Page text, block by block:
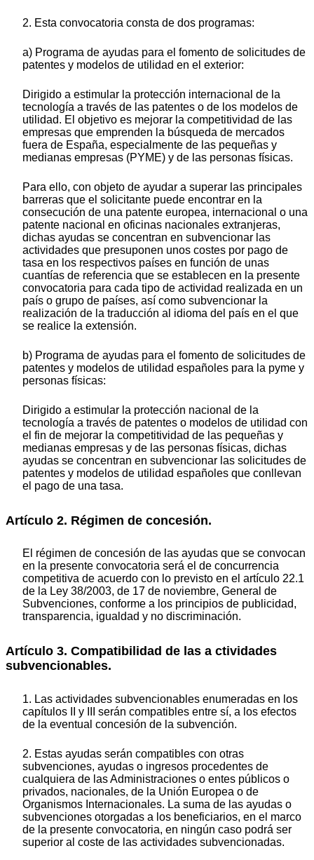
2. Esta convocatoria consta de dos programas:
a) Programa de ayudas para el fomento de solicitudes de
patentes y modelos de utilidad en el exterior:
Dirigido a estimular la protección internacional de la
tecnología a través de las patentes o de los modelos de
utilidad. El objetivo es mejorar la competitividad de las
empresas que emprenden la búsqueda de mercados
fuera de España, especialmente de las pequeñas y
medianas empresas (PYME) y de las personas físicas.
Para ello, con objeto de ayudar a superar las principales
barreras que el solicitante puede encontrar en la
consecución de una patente europea, internacional o una
patente nacional en oficinas nacionales extranjeras,
dichas ayudas se concentran en subvencionar las
actividades que presuponen unos costes por pago de
tasa en los respectivos países en función de unas
cuantías de referencia que se establecen en la presente
convocatoria para cada tipo de actividad realizada en un
país o grupo de países, así como subvencionar la
realización de la traducción al idioma del país en el que
se realice la extensión.
b) Programa de ayudas para el fomento de solicitudes de
patentes y modelos de utilidad españoles para la pyme y
personas físicas:
Dirigido a estimular la protección nacional de la
tecnología a través de patentes o modelos de utilidad con
el fin de mejorar la competitividad de las pequeñas y
medianas empresas y de las personas físicas, dichas
ayudas se concentran en subvencionar las solicitudes de
patentes y modelos de utilidad españoles que conllevan
el pago de una tasa.
Artículo 2. Régimen de concesión.
El régimen de concesión de las ayudas que se convocan
en la presente convocatoria será el de concurrencia
competitiva de acuerdo con lo previsto en el artículo 22.1
de la Ley 38/2003, de 17 de noviembre, General de
Subvenciones, conforme a los principios de publicidad,
transparencia, igualdad y no discriminación.
Artículo 3. Compatibilidad de las a ctividades
subvencionables.
1. Las actividades subvencionables enumeradas en los
capítulos II y III serán compatibles entre sí, a los efectos
de la eventual concesión de la subvención.
2. Estas ayudas serán compatibles con otras
subvenciones, ayudas o ingresos procedentes de
cualquiera de las Administraciones o entes públicos o
privados, nacionales, de la Unión Europea o de
Organismos Internacionales. La suma de las ayudas o
subvenciones otorgadas a los beneficiarios, en el marco
de la presente convocatoria, en ningún caso podrá ser
superior al coste de las actividades subvencionadas.